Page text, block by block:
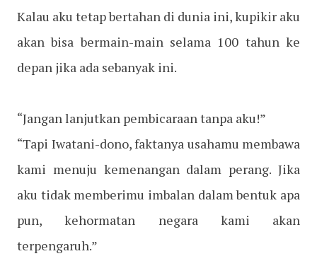
Kalau aku tetap bertahan di dunia ini, kupikir aku
akan bisa bermain-main selama 100 tahun ke
depan jika ada sebanyak ini.
“Jangan lanjutkan pembicaraan tanpa aku!”
“Tapi Iwatani-dono, faktanya usahamu membawa
kami menuju kemenangan dalam perang. Jika
aku tidak memberimu imbalan dalam bentuk apa
pun, kehormatan negara kami akan
terpengaruh.”